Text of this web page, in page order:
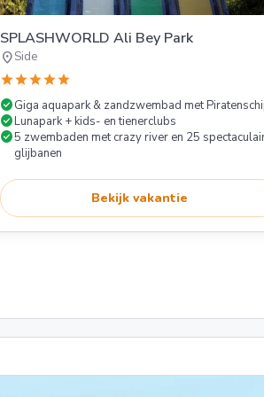
SPLASHWORLD Ali Bey Park
location_onSide
starstarstarstarstar
check_circleGiga aquapark & zandzwembad met
check_circleLunapark + kids- en tienerclubs
check_circle5 zwembaden met crazy river en 25
glijbanen
Bekijk vakantie